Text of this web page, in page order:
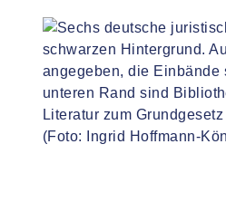
Literatur zum
(Foto: Ingrid Hoffmann-